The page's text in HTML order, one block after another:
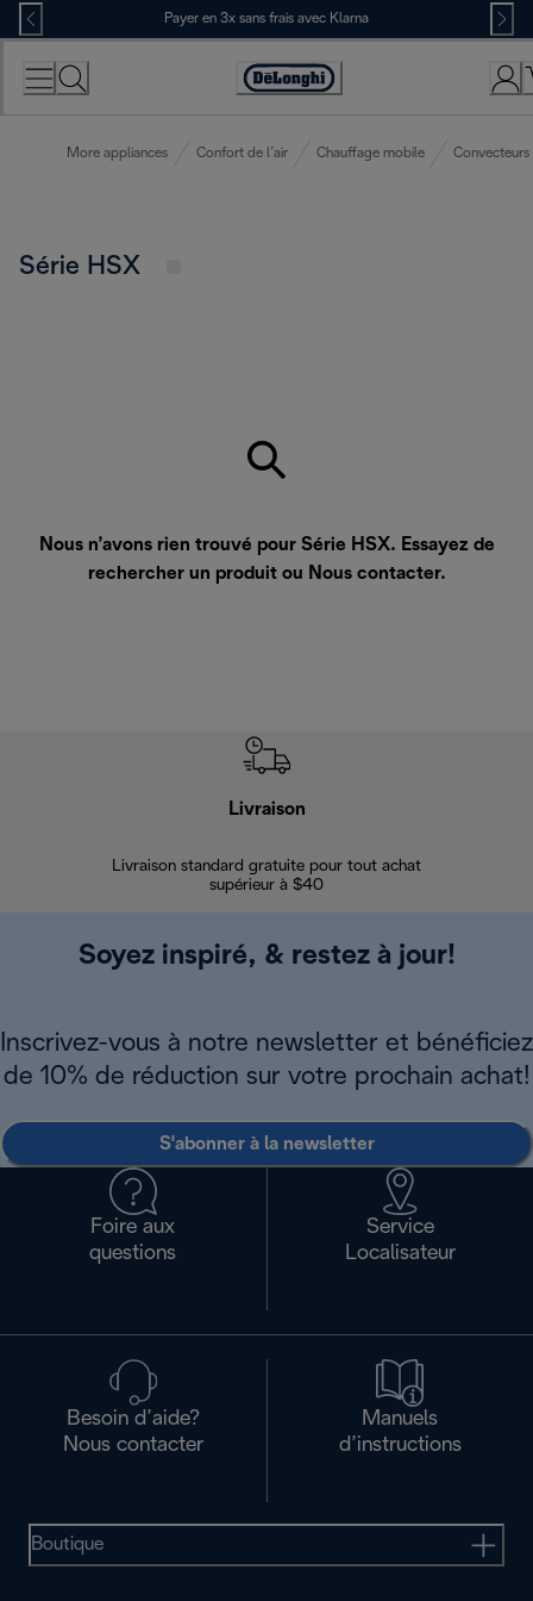
Skip
to
Content
Payer en 3x sans frais avec Klarna
Déclaration
More appliances Confort de l’air Chauffage mobile Convecteurs
Série HSX
Nous n’avons rien trouvé pour Série HSX. Essayez de
rechercher un produit ou Nous contacter.
Livraison
Livraison standard gratuite pour tout achat
supérieur à $40
Soyez inspiré, & restez à jour!
Inscrivez-vous à notre newsletter et bénéficiez
de 10% de réduction sur votre prochain achat!
S'abonner à la newsletter
Foire aux
questions
Service
Localisateur
Besoin d’aide?
Nous contacter
Manuels
d’instructions
Boutique